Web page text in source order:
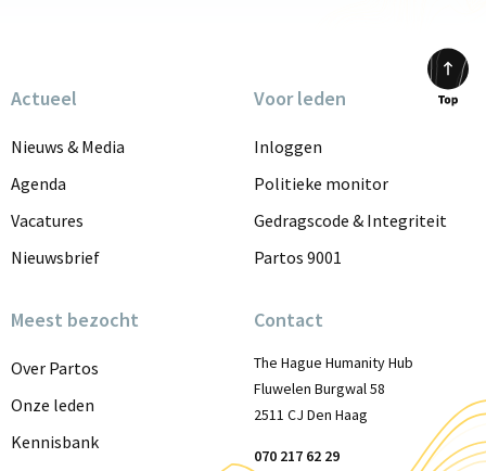
Actueel
Nieuws & Media
Agenda
Vacatures
Nieuwsbrief
Voor leden
Inloggen
Politieke monitor
Gedragscode & Integriteit
Partos 9001
Meest bezocht
Over Partos
Onze leden
Kennisbank
Contact
The Hague Humanity Hub
Fluwelen Burgwal 58
2511 CJ Den Haag
070 217 62 29